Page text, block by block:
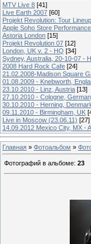
MTV Live 8 [41]
Live Earth 2007 [60]
Projekt Revolution: Tour Lineup
Apple Soho Store
Astoria London [15]
Projekt Revolution 07 [12]
London, UK v. 2 - HQ [34]
Sydney, Australia, 20-10-07 -
2008 Hard Rock Cafe [24]
21.02.2008-Madison Square
01.08.2009 - Knebworth,
23.10.2010 - Linz, Austria [13]
27.10.2010 - Cologne,
30.10.2010 - Herning,
09.11.2010 - Birmingham, UK
Live in Moscow (23.06.11) [27]
14.09.2012 Mexico City, MX -
Главная » Фотоальбом »
Фотографий в альбоме: 23